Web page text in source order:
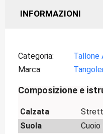
INFORMAZIONI
Categoria
Tallone
Marca
Composizione e
Calzata
Suola
Cuoio